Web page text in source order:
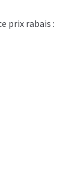
prix rabais :